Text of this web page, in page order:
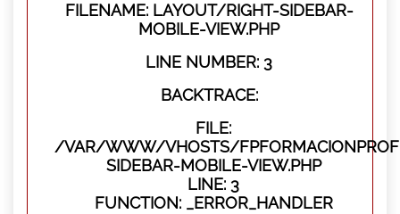
FILENAME: LAYOUT/RIGHT-SIDEBAR-
MOBILE-VIEW.PHP
LINE NUMBER: 3
BACKTRACE:
FILE:
/VAR/WWW/VHOSTS/
SIDEBAR-MOBILE-VIEW.PHP
LINE: 3
FUNCTION: _ERROR_HANDLER